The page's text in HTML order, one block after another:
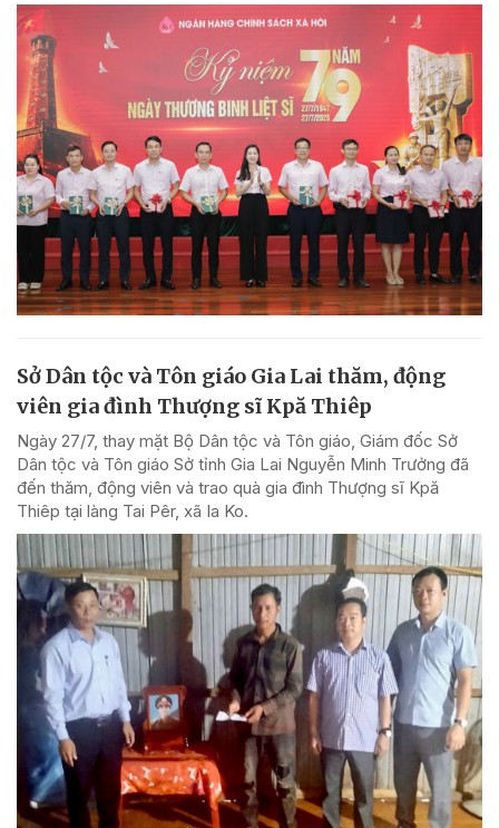
Sở Dân tộc và Tôn giáo Gia Lai thăm, động
viên gia đình Thượng sĩ Kpă Thiêp
Ngày 27/7, thay mặt Bộ Dân tộc và Tôn giáo, Giám đốc Sở
Dân tộc và Tôn giáo Sở tỉnh Gia Lai Nguyễn Minh Trưởng đã
đến thăm, động viên và trao quà gia đình Thượng sĩ Kpă
Thiêp tại làng Tai Pêr, xã Ia Ko.